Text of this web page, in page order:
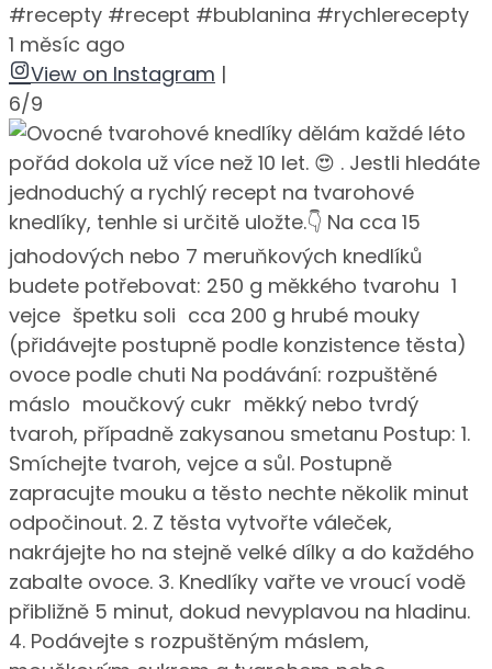
#recepty #recept #bublanina #rychlerecepty
1 měsíc ago
View on Instagram |
6/9